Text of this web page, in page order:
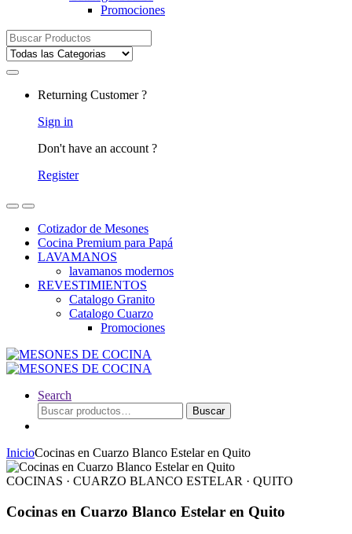
Promociones
Search
for:
Returning Customer ?
Sign in
Don't have an account ?
Register
Cotizador de Mesones
Cocina Premium para Papá
LAVAMANOS
lavamanos modernos
REVESTIMIENTOS
Catalogo Granito
Catalogo Cuarzo
Promociones
Search
Buscar
por:
Buscar
InicioCocinas en Cuarzo Blanco Estelar en Quito
COCINAS · CUARZO BLANCO ESTELAR · QUITO
Cocinas en Cuarzo Blanco Estelar en Quito